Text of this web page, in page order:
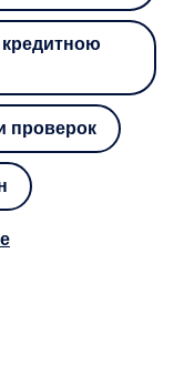
кредитною
проверок